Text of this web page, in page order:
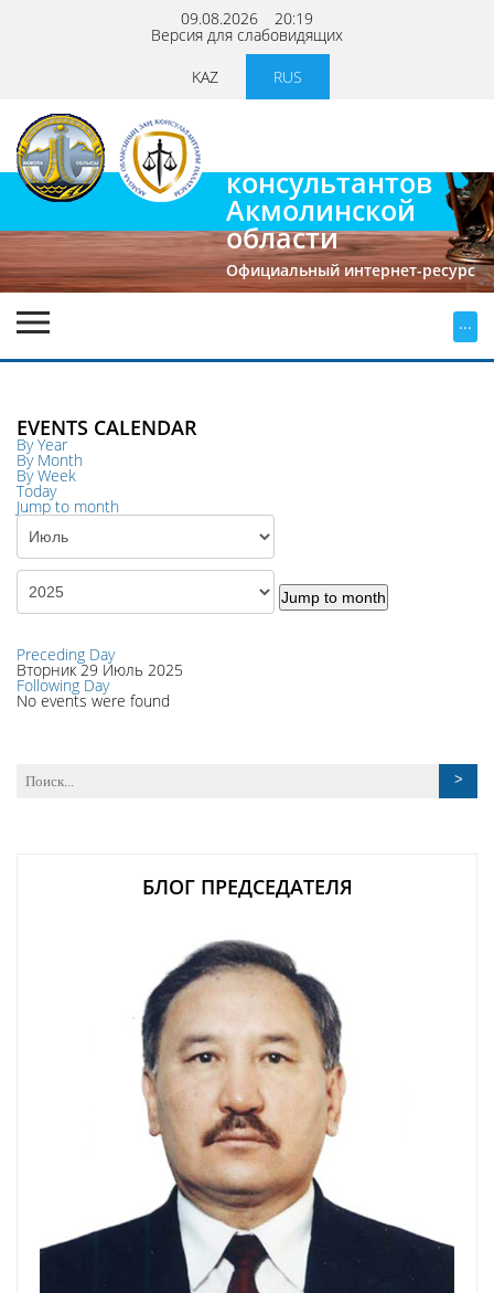
09.08.2026 20:19
Версия для слабовидящих
KAZ
RUS
консультантов
Акмолинской
области
Официальный интернет-ресурс
...
EVENTS CALENDAR
By Year
By Month
By Week
Today
Jump to month
Jump to month
Preceding Day
Вторник 29 Июль 2025
Following Day
No events were found
БЛОГ ПРЕДСЕДАТЕЛЯ